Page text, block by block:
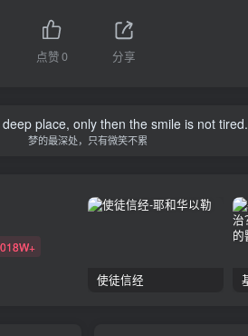
点赞0 分享
place, only then the smile is not tired.
梦的最深处，只有微笑不累
使徒信经